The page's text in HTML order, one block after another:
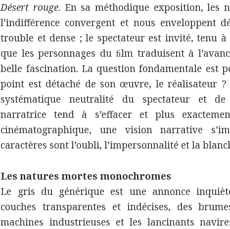
Désert rouge. En sa méthodique exposition, les
l’indifférence convergent et nous enveloppent
trouble et dense ; le spectateur est invité, tenu à
que les personnages du ﬁlm traduisent à
belle fascination. La question fondamentale est
point est détaché de son œuvre, le réalisateur
systématique neutralité du spectateur et
narratrice tend à s’effacer et plus
cinématographique, une vision narrative
caractères sont l’oubli, l’impersonnalité et la
Les natures mortes monochromes
Le gris du générique est une annonce
couches transparentes et indécises, des
machines industrieuses et les lancinants